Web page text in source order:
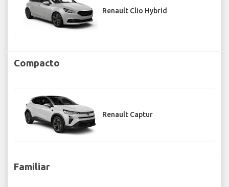
Renault Clio Hybrid
Compacto
Renault Captur
Familiar